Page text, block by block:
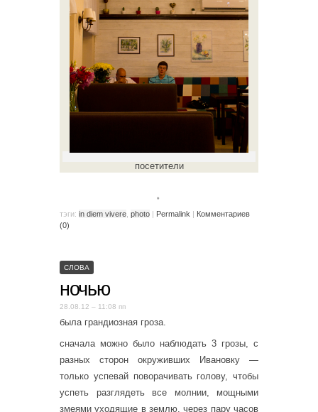
посетители
。
тэги: in diem vivere photo | Permalink | Комментариев
(0)
СЛОВА
ночью
28.08.12 – 11:08 пп
была грандиозная гроза.
сначала можно было наблюдать 3 грозы, с
разных сторон окруживших Ивановку —
только успевай поворачивать голову, чтобы
успеть разглядеть все молнии, мощными
змеями уходящие в землю. через пару часов